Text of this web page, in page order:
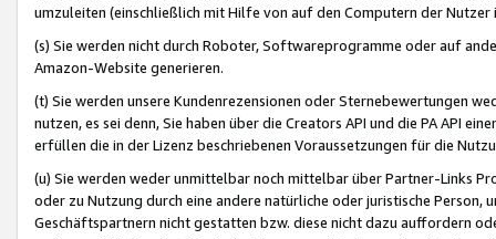
umzuleiten (einschließlich mit Hilfe von auf den Computern der
(s) Sie werden nicht durch Roboter, Softwareprogramme oder auf
Amazon-Website generieren.
(t) Sie werden unsere Kundenrezensionen oder Sternebewertungen
nutzen, es sei denn, Sie haben über die Creators API und die PA API
erfüllen die in der Lizenz beschriebenen Voraussetzungen für die
(u) Sie werden weder unmittelbar noch mittelbar über Partner-Links
oder zu Nutzung durch eine andere natürliche oder juristische
Geschäftspartnern nicht gestatten bzw. diese nicht dazu auffordern